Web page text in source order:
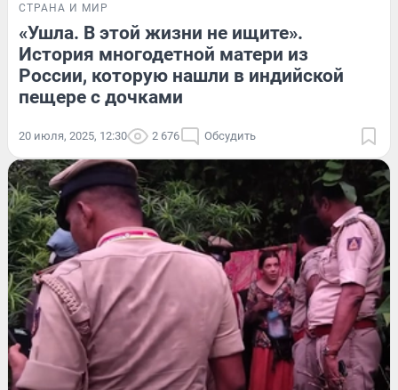
СТРАНА И МИР
«Ушла. В этой жизни не ищите».
История многодетной матери из
России, которую нашли в индийской
пещере с дочками
20 июля, 2025, 12:30 2 676 Обсудить